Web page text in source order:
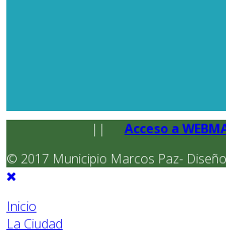
|| Acceso a
© 2017 Municipio Marcos Paz-
Inicio
La Ciudad